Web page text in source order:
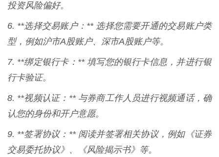
投资风险偏好。
6. **选择交易账户：** 选择您需要开通的交易账户类
型，例如沪市A股账户、深市A股账户等。
7. **绑定银行卡：** 填写您的银行卡信息，并进行银
行卡验证。
8. **视频认证：** 与券商工作人员进行视频通话，确
认您的身份和开户意愿。
9. **签署协议：** 阅读并签署相关协议，例如《证券
交易委托协议》、《风险揭示书》等。